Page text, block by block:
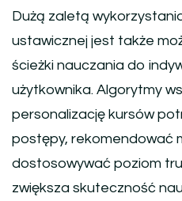
Dużą zaletą
ustawicznej jest także
ścieżki nauczania do
użytkownika. Algorytmy
personalizację kursów
postępy, rekomendować
dostosowywać poziom
zwiększa skuteczność